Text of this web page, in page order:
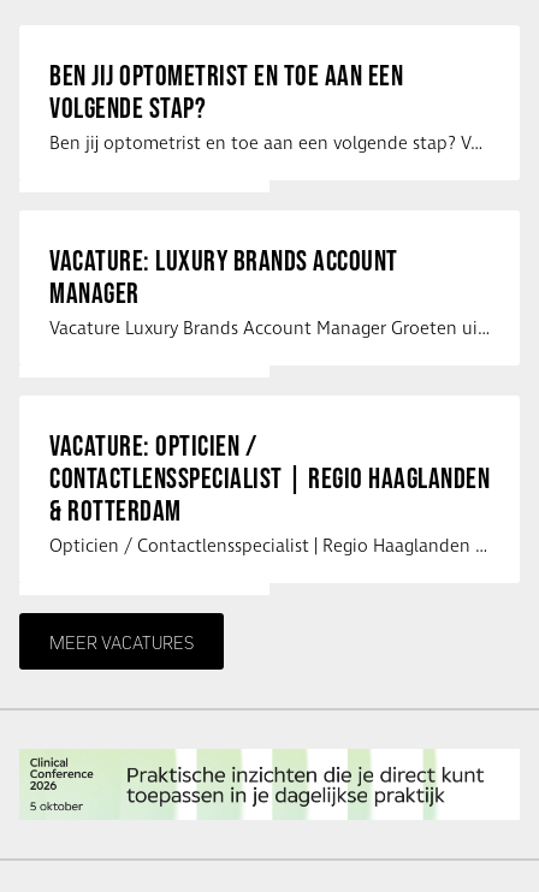
BEN JIJ OPTOMETRIST EN TOE AAN EEN
VOLGENDE STAP?
Ben jij optometrist en toe aan een volgende stap? Voor een optiekketen is Eye …
VACATURE: LUXURY BRANDS ACCOUNT
MANAGER
Vacature Luxury Brands Account Manager Groeten uit Spanje! Vanaf mijn …
VACATURE: OPTICIEN /
CONTACTLENSSPECIALIST | REGIO HAAGLANDEN
& ROTTERDAM
Opticien / Contactlensspecialist | Regio Haaglanden & Rotterdam Saludos uit …
MEER VACATURES